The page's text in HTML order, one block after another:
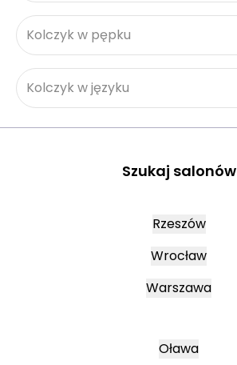
Kolczyk w pępku
Kolczyk w języku
Szukaj salonów
Rzeszów
Wrocław
Warszawa
Oława